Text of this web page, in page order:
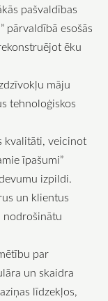
pašvaldības
pārvaldībā esošās
ēku
māju
tehnoloģiskos
kvalitāti, veicinot
īpašumi”
izpildi.
un klientus
nodrošinātu
par
un skaidra
līdzekļos,